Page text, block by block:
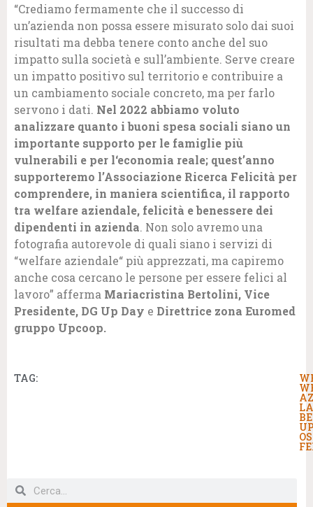
“Crediamo fermamente che il successo di
un’azienda non possa essere misurato solo dai suoi
risultati ma debba tenere conto anche del suo
impatto sulla società e sull’ambiente. Serve creare
un impatto positivo sul territorio e contribuire a
un cambiamento sociale concreto, ma per farlo
servono i dati. Nel 2022 abbiamo voluto
analizzare quanto i buoni spesa sociali siano un
importante supporto per le famiglie più
vulnerabili e per l‘economia reale; quest’anno
supporteremo l’Associazione Ricerca Felicità per
comprendere, in maniera scientifica, il rapporto
tra welfare aziendale, felicità e benessere dei
dipendenti in azienda. Non solo avremo una
fotografia autorevole di quali siano i servizi di
“welfare aziendale“ più apprezzati, ma capiremo
anche cosa cercano le persone per essere felici al
lavoro” afferma Mariacristina Bertolini, Vice
Presidente, DG Up Day e Direttrice zona Euromed
gruppo Upcoop.
TAG: